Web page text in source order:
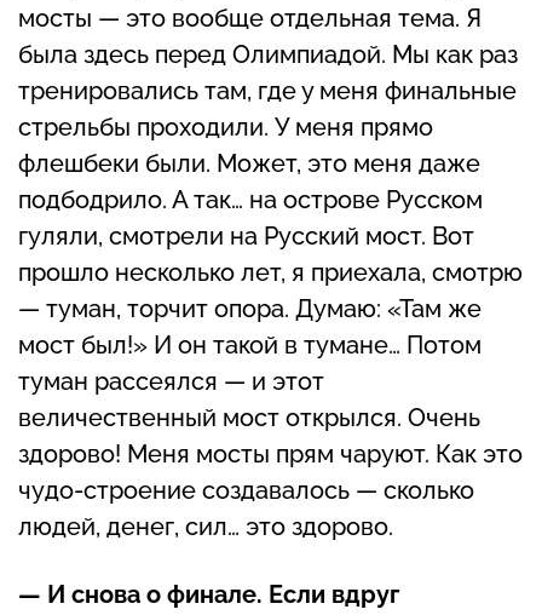
мосты — это вообще отдельная тема. Я
была здесь перед Олимпиадой. Мы как раз
тренировались там, где у меня финальные
стрельбы проходили. У меня прямо
флешбеки были. Может, это меня даже
подбодрило. А так… на острове Русском
гуляли, смотрели на Русский мост. Вот
прошло несколько лет, я приехала, смотрю
— туман, торчит опора. Думаю: «Там же
мост был!» И он такой в тумане… Потом
туман рассеялся — и этот
величественный мост открылся. Очень
здорово! Меня мосты прям чаруют. Как это
чудо-строение создавалось — сколько
людей, денег, сил… это здорово.
— И снова о финале. Если вдруг